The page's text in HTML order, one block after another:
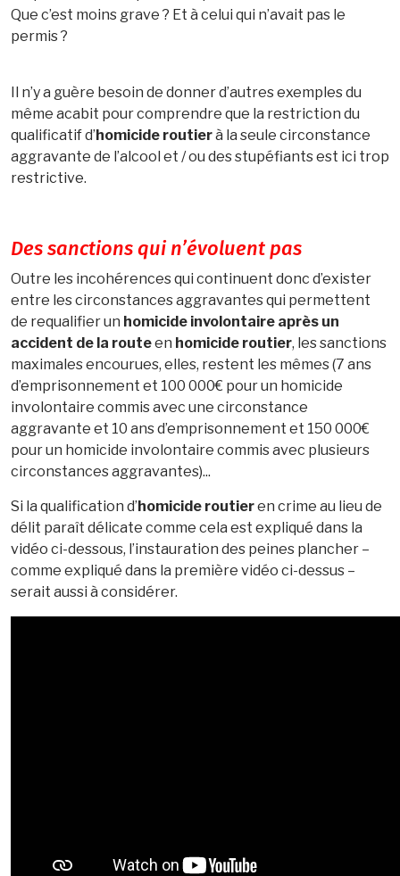
Que c’est moins grave ? Et à celui qui n’avait pas le
permis ?
Il n’y a guère besoin de donner d’autres exemples du
même acabit pour comprendre que la restriction du
qualificatif d’ homicide routierà la seule circonstance
aggravante de l’alcool et / ou des stupéfiants est ici trop
restrictive.
Des sanctions qui n’évoluent pas
Outre les incohérences qui continuent donc d’exister
entre les circonstances aggravantes qui permettent
de requalifier un homicide involontaire après un
accident de la routeen homicide routier, les sanctions
maximales encourues, elles, restent les mêmes (7 ans
d’emprisonnement et 100 000€ pour un homicide
involontaire commis avec une circonstance
aggravante et 10 ans d’emprisonnement et 150 000€
pour un homicide involontaire commis avec plusieurs
circonstances aggravantes)...
Si la qualification d’ homicide routieren crime au lieu de
délit paraît délicate comme cela est expliqué dans la
vidéo ci-dessous, l’instauration des peines plancher –
comme expliqué dans la première vidéo ci-dessus –
serait aussi à considérer.